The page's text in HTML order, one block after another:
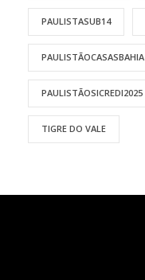
PAULISTASUB14
PAULISTÃOCASASBAHIA
PAULISTÃOSICREDI2025
TIGRE DO VALE